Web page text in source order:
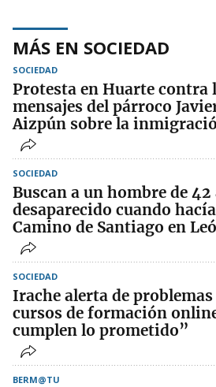
MÁS EN SOCIEDAD
SOCIEDAD
Protesta en Huarte contra
mensajes del párroco
Aizpún sobre la
SOCIEDAD
Buscan a un hombre de 42
desaparecido cuando
Camino de Santiago en
SOCIEDAD
Irache alerta de
cursos de formación
cumplen lo prometido”
BERM@TU